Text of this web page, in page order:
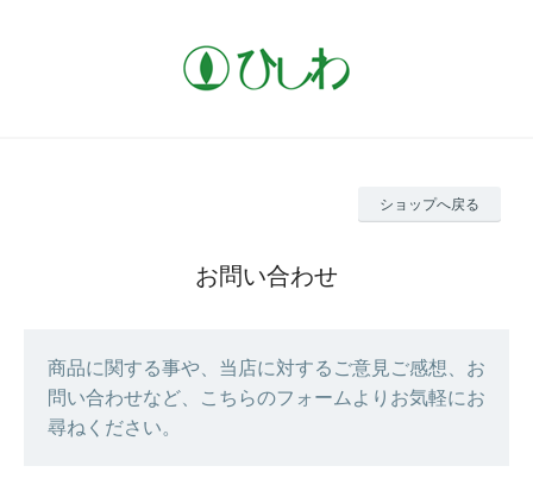
ショップへ戻る
お問い合わせ
商品に関する事や、当店に対するご意見ご感想、お
問い合わせなど、こちらのフォームよりお気軽にお
尋ねください。